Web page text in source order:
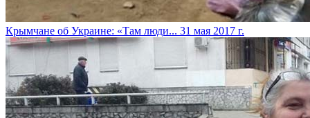
​Крымчане об Украине: «Там люди... 31 мая 2017 г.